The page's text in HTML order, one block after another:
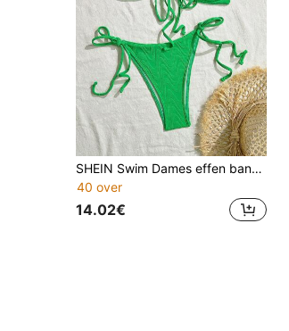
SHEIN Swim Dames effen bandeau bikini met gescheiden bodem zomerzwemkleding
40 over
14.02€